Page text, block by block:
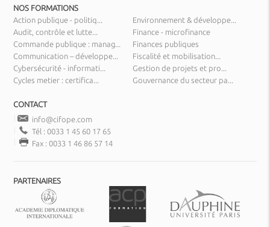
NOS FORMATIONS
Action publique - politiq...
Audit, contrôle et lutte...
Commande publique : manag...
Communication – développe...
Cybersécurité - informati...
Cycles metier : certifica...
Environnement & développe...
Finance - microfinance
Finances publiques
Fiscalité et mobilisation...
Gestion de projets et pro...
Gouvernance du secteur pa...
CONTACT
info@cifope.com
Tél : 0033 1 45 60 17 65
Fax : 0033 1 46 86 57 14
PARTENAIRES